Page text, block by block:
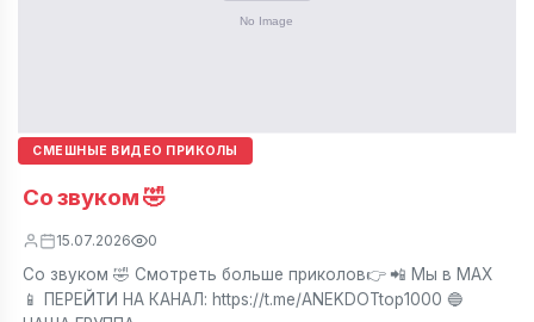
СМЕШНЫЕ ВИДЕО ПРИКОЛЫ
Со звуком 🤣
15.07.2026 0
Со звуком 🤣 Смотреть больше приколов👉 📲 Мы в МАХ
📱 ПЕРЕЙТИ НА КАНАЛ: https://t.me/ANEKDOTtop1000 🔵